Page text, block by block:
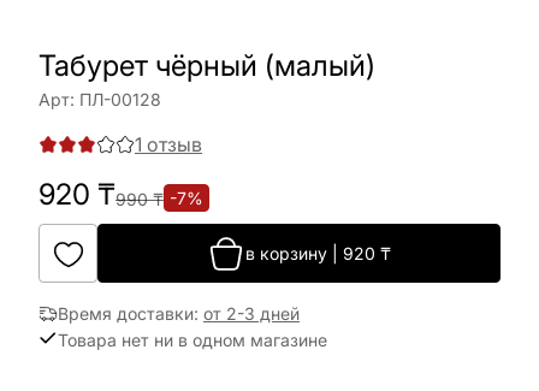
Табурет чёрный (малый)
Арт: ПЛ-00128
1 отзыв
920 ₸990₸ -7%
в корзину 920 ₸
Время доставки: от 2-3 дней
Товара нет ни в одном магазине